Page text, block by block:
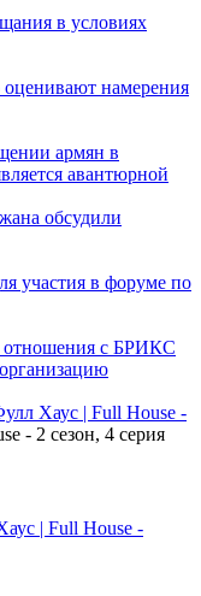
в условиях
намерения
армян в
авантюрной
обсудили
участия в форуме по
отношения с БРИКС
Хаус | Full House -
- 2 сезон, 4 серия
| Full House -